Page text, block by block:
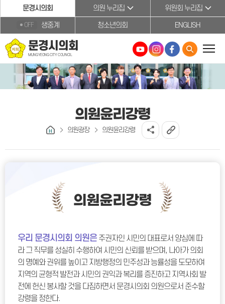
본문바로가기문경시의회 의원 누리집 위원회 누리집
OFF 생중계 청소년의회 ENGLISH
문경시의회
MUNGYEONG CITY COUNCIL
의원윤리강령
의원광장 의원윤리강령
의원윤리강령
우리 문경시의회 의원은 주권자인 시민의 대표로서 양심에 따
라 그 직무를 성실히 수행하여 시민의 신뢰를 받으며, 나아가 의회
의 명예와 권위를 높이고 지방행정의 민주성과 능률성을 도모하여
지역의 균형적 발전과 시민의 권익과 복리를 증진하고 지역사회 발
전에 헌신 봉사할 것을 다짐하면서 문경시의회 의원으로서 준수할
강령을 정한다.